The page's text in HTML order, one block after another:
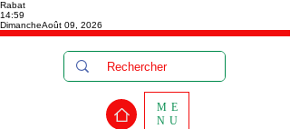
Rabat
14:59
DimancheAoût 09, 2026
ME
NU